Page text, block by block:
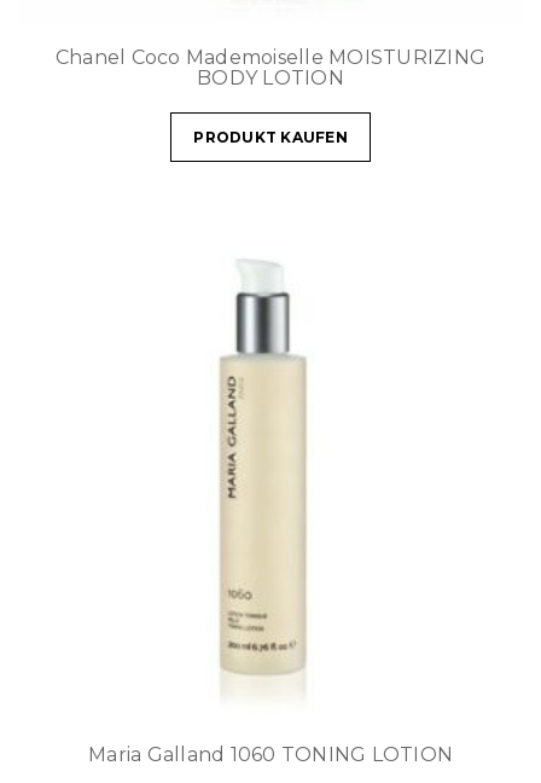
Chanel Coco Mademoiselle MOISTURIZING
BODY LOTION
PRODUKT KAUFEN
Maria Galland 1060 TONING LOTION